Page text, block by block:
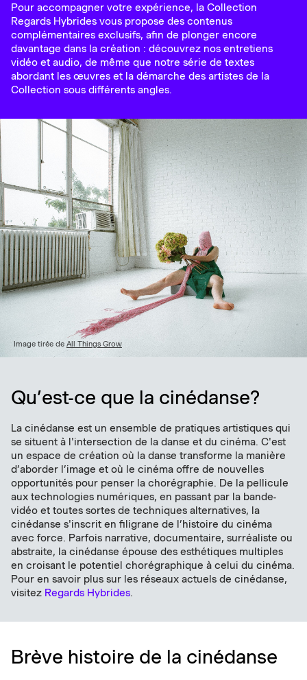
Pour accompagner votre expérience, la Collection
Regards Hybrides vous propose des contenus
complémentaires exclusifs, afin de plonger encore
davantage dans la création : découvrez nos entretiens
vidéo et audio, de même que notre série de textes
abordant les œuvres et la démarche des artistes de la
Collection sous différents angles.
Image tirée de All Things Grow
Qu’est-ce que la cinédanse?
La cinédanse est un ensemble de pratiques artistiques qui
se situent à l'intersection de la danse et du cinéma. C'est
un espace de création où la danse transforme la manière
d’aborder l’image et où le cinéma offre de nouvelles
opportunités pour penser la chorégraphie. De la pellicule
aux technologies numériques, en passant par la bande-
vidéo et toutes sortes de techniques alternatives, la
cinédanse s'inscrit en filigrane de l’histoire du cinéma
avec force. Parfois narrative, documentaire, surréaliste ou
abstraite, la cinédanse épouse des esthétiques multiples
en croisant le potentiel chorégraphique à celui du cinéma.
Pour en savoir plus sur les réseaux actuels de cinédanse,
visitez Regards Hybrides.
Brève histoire de la cinédanse